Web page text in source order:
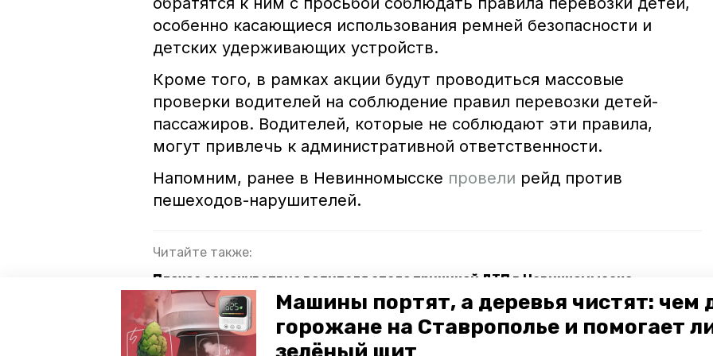
Машины портят, а деревья чистят: чем
горожане на Ставрополье и помогает
особенно касающиеся использования ремней безопасности и
детских удерживающих устройств.
Кроме того, в рамках акции будут проводиться массовые
проверки водителей на соблюдение правил перевозки детей-
пассажиров. Водителей, которые не соблюдают эти правила,
могут привлечь к административной ответственности.
Напомним, ранее в Невинномысске провели рейд против
пешеходов-нарушителей.
Читайте также:
Плохое самочувствие водителя стало причиной ДТП в Невинномысске
На Ставрополье с начала года выявили более 700 нетрезвых водителей